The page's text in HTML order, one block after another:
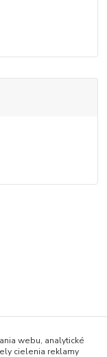
webu, analytické
cielenia reklamy